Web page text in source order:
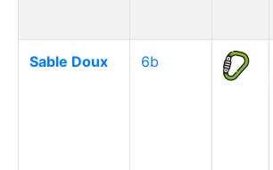
Sable Doux 6b